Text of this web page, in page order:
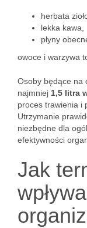
herbata
lekka kawa,
płyny
owoce i warzywa
Osoby będące na
najmniej 1,5 litra
proces trawienia i
Utrzymanie
niezbędne dla
efektywności
Jak